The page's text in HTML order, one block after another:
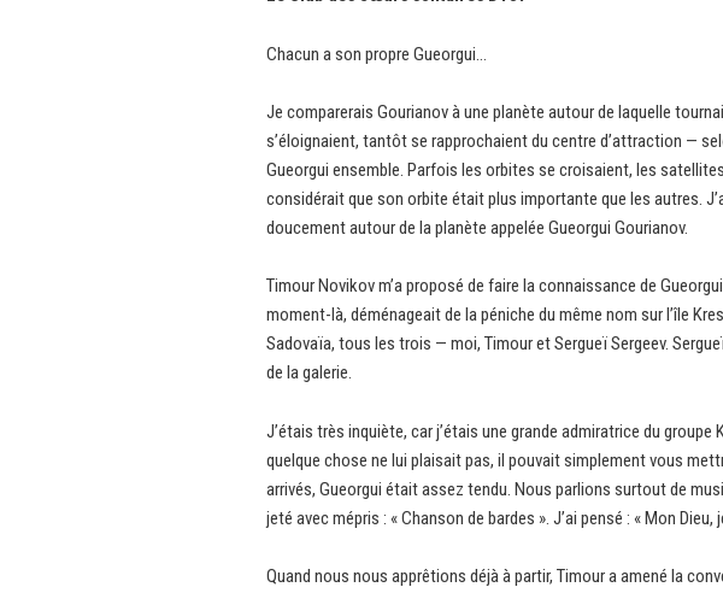
Chacun a son propre Gueorgui…
Je comparerais Gourianov à une planète autour de laquelle
s’éloignaient, tantôt se rapprochaient du centre d’attraction —
Gueorgui ensemble. Parfois les orbites se croisaient, les
considérait que son orbite était plus importante que les autres.
doucement autour de la planète appelée Gueorgui Gourianov.
Timour Novikov m’a proposé de faire la connaissance de
moment-là, déménageait de la péniche du même nom sur l’île
Sadovaïa, tous les trois — moi, Timour et Sergueï Sergeev.
de la galerie.
J’étais très inquiète, car j’étais une grande admiratrice du
quelque chose ne lui plaisait pas, il pouvait simplement vous
arrivés, Gueorgui était assez tendu. Nous parlions surtout de
jeté avec mépris : « Chanson de bardes ». J’ai pensé : « Mon
Quand nous nous apprêtions déjà à partir, Timour a amené la